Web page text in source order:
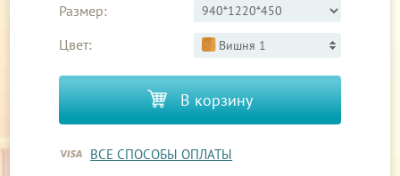
Размер:
Цвет:
Вишня 1
В корзину
ВСЕ СПОСОБЫ ОПЛАТЫ